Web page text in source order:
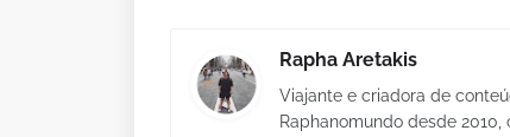
Rapha Aretakis
Viajante e criadora de
Raphanomundo desde